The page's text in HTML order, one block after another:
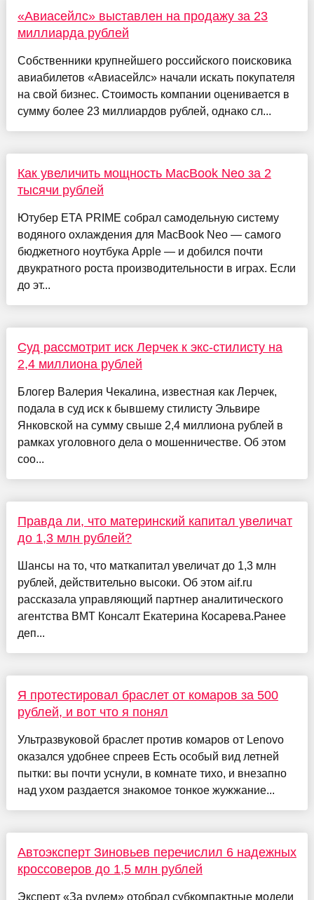
«Авиасейлс» выставлен на продажу за 23
миллиарда рублей
Собственники крупнейшего российского поисковика
авиабилетов «Авиасейлс» начали искать покупателя
на свой бизнес. Стоимость компании оценивается в
сумму более 23 миллиардов рублей, однако сл...
Как увеличить мощность MacBook Neo за 2
тысячи рублей
Ютубер ETA PRIME собрал самодельную систему
водяного охлаждения для MacBook Neo — самого
бюджетного ноутбука Apple — и добился почти
двукратного роста производительности в играх. Если
до эт...
Суд рассмотрит иск Лерчек к экс-стилисту на
2,4 миллиона рублей
Блогер Валерия Чекалина, известная как Лерчек,
подала в суд иск к бывшему стилисту Эльвире
Янковской на сумму свыше 2,4 миллиона рублей в
рамках уголовного дела о мошенничестве. Об этом
соо...
Правда ли, что материнский капитал увеличат
до 1,3 млн рублей?
Шансы на то, что маткапитал увеличат до 1,3 млн
рублей, действительно высоки. Об этом aif.ru
рассказала управляющий партнер аналитического
агентства ВМТ Консалт Екатерина Косарева.Ранее
деп...
Я протестировал браслет от комаров за 500
рублей, и вот что я понял
Ультразвуковой браслет против комаров от Lenovo
оказался удобнее спреев Есть особый вид летней
пытки: вы почти уснули, в комнате тихо, и внезапно
над ухом раздается знакомое тонкое жужжание...
Автоэксперт Зиновьев перечислил 6 надежных
кроссоверов до 1,5 млн рублей
Эксперт «За рулем» отобрал субкомпактные модели